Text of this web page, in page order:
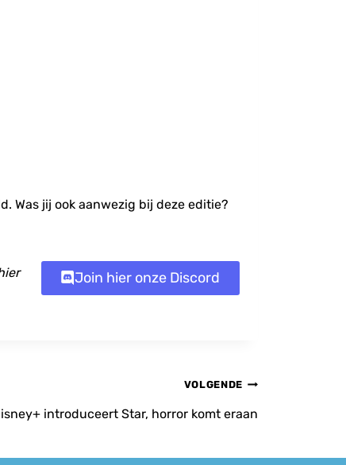
Was jij ook aanwezig bij deze editie?
Join hier onze Discord
VOLGENDE
introduceert Star, horror komt eraan